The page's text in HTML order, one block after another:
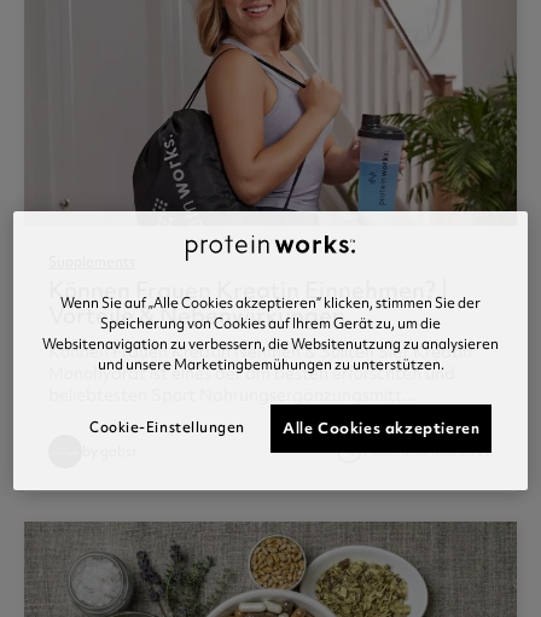
Können Frauen Kreatin Einnehmen? |
Vorteile & Nebenwirkungen
Können Frauen Kreatin Nehmen & Sollten Sie? Kreatin
Monohydrat ist eines der am besten erforschten und
access_timePosted 30 Mai 2022
Wenn Sie auf „Alle Cookies akzeptieren“ klicken, stimmen Sie der
Speicherung von Cookies auf Ihrem Gerät zu, um die
Websitenavigation zu verbessern, die Websitenutzung zu analysieren
und unsere Marketingbemühungen zu unterstützen.
Alle Cookies akzeptieren
Cookie-Einstellungen